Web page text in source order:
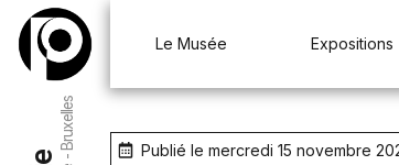
Le Musée Expositions
Publié le mercredi 15 novembre